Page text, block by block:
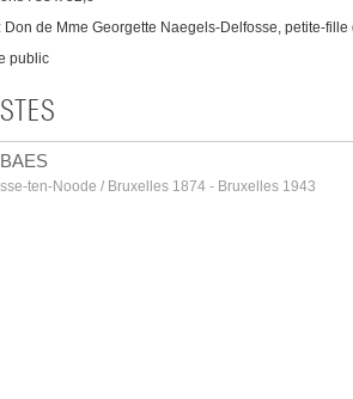
Don de Mme Georgette Naegels-Delfosse, petite-
public
ten-Noode / Bruxelles 1874 - Bruxelles 1943